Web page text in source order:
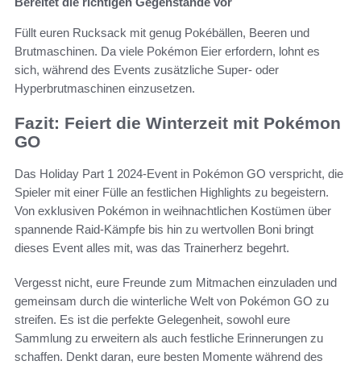
Füllt euren Rucksack mit genug Pokébällen, Beeren und
Brutmaschinen. Da viele Pokémon Eier erfordern, lohnt es
sich, während des Events zusätzliche Super- oder
Hyperbrutmaschinen einzusetzen.
Fazit: Feiert die Winterzeit mit Pokémon
GO
Das Holiday Part 1 2024-Event in Pokémon GO verspricht, die
Spieler mit einer Fülle an festlichen Highlights zu begeistern.
Von exklusiven Pokémon in weihnachtlichen Kostümen über
spannende Raid-Kämpfe bis hin zu wertvollen Boni bringt
dieses Event alles mit, was das Trainerherz begehrt.
Vergesst nicht, eure Freunde zum Mitmachen einzuladen und
gemeinsam durch die winterliche Welt von Pokémon GO zu
streifen. Es ist die perfekte Gelegenheit, sowohl eure
Sammlung zu erweitern als auch festliche Erinnerungen zu
schaffen. Denkt daran, eure besten Momente während des